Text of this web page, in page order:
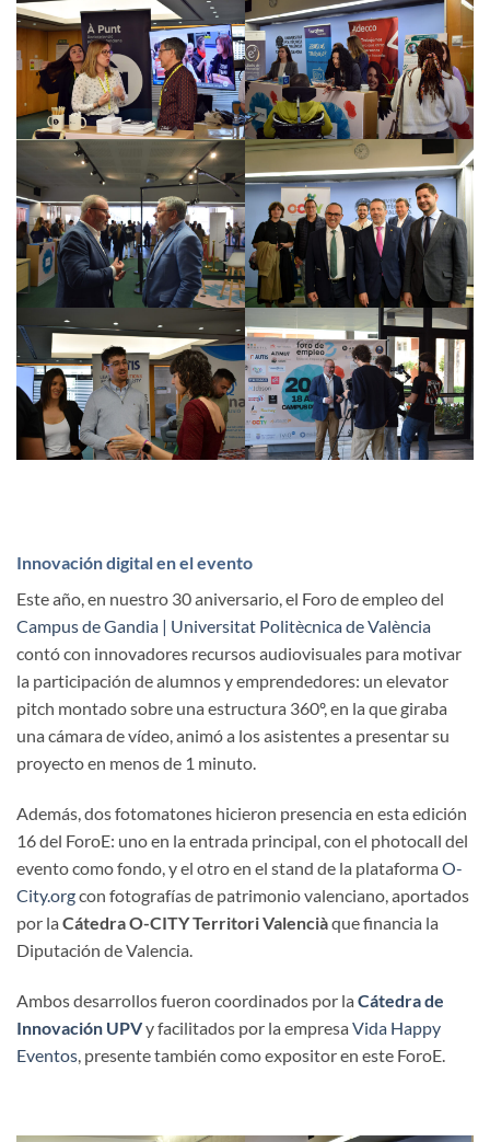
Innovación digital en el evento
Este año, en nuestro 30 aniversario, el Foro de empleo del
Campus de Gandia | Universitat Politècnica de València
contó con innovadores recursos audiovisuales para motivar
la participación de alumnos y emprendedores: un elevator
pitch montado sobre una estructura 360º, en la que giraba
una cámara de vídeo, animó a los asistentes a presentar su
proyecto en menos de 1 minuto.
Además, dos fotomatones hicieron presencia en esta edición
16 del ForoE: uno en la entrada principal, con el photocall del
evento como fondo, y el otro en el stand de la plataforma O-
City.orgcon fotografías de patrimonio valenciano, aportados
por la Cátedra O-CITY Territori Valenciàque financia la
Diputación de Valencia.
Ambos desarrollos fueron coordinados por la Cátedra de
Innovación UPVy facilitados por la empresa Vida Happy
Eventos , presente también como expositor en este ForoE.